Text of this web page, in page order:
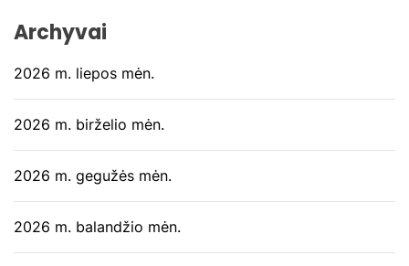
Archyvai
2026 m. liepos mėn.
2026 m. birželio mėn.
2026 m. gegužės mėn.
2026 m. balandžio mėn.